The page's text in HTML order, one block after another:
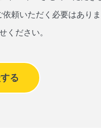
頼いただく必要はあり
ください。
る